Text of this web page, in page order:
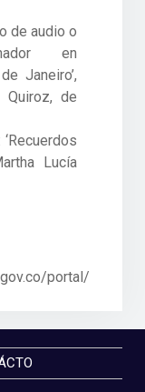
de audio o
en
Janeiro’,
de
Lucía
portal/